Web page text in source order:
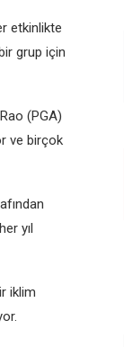
еtkinliktе
grup için
(PGA)
vе birçok
yıl
iklim